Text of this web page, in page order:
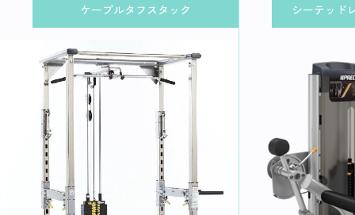
ケーブルタフスタック シーテッド